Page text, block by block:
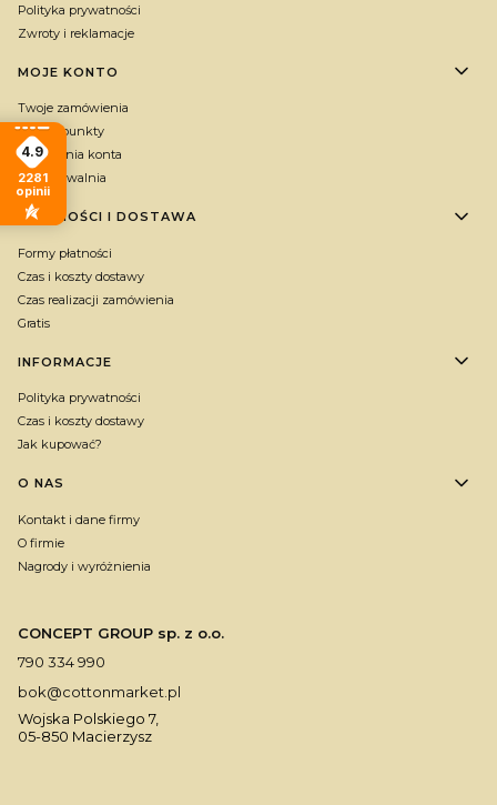
Polityka prywatności
Zwroty i reklamacje
MOJE KONTO
Twoje zamówienia
Zbieraj punkty
Ustawienia konta
Przechowalnia
PŁATNOŚCI I DOSTAWA
Formy płatności
Czas i koszty dostawy
Czas realizacji zamówienia
Gratis
INFORMACJE
Polityka prywatności
Czas i koszty dostawy
Jak kupować?
O NAS
Kontakt i dane firmy
O firmie
Nagrody i wyróżnienia
CONCEPT GROUP sp. z o.o.
790 334 990
bok@cottonmarket.pl
Wojska Polskiego 7,
05-850 Macierzysz
4.9
2281
opinii